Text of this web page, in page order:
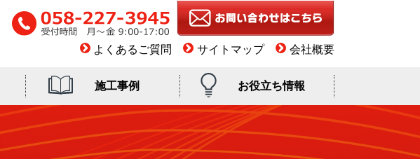
よくあるご質問 サイトマップ 会社概要
施工事例 お役立ち情報